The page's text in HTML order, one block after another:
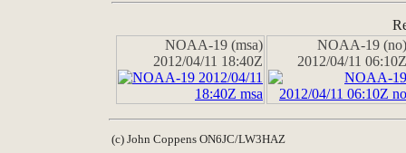
NOAA-19 (msa)
2012/04/11 18:40Z
NOAA-19 (no)
2012/04/11 06:10Z
(c) John Coppens ON6JC/LW3HAZ